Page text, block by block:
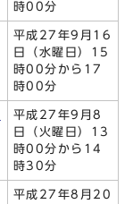
時00分
平成27年9月16
日（水曜日）15
時00分から17
時00分
平成27年9月8
日（火曜日）13
時00分から14
時30分
平成27年8月20